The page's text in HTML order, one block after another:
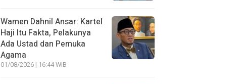
Wamen Dahnil Ansar: Kartel
Haji Itu Fakta, Pelakunya
Ada Ustad dan Pemuka
Agama
01/08/2026 | 16:44 WIB